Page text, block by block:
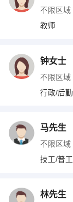
不限区域
教师
钟女士
不限区域
行政/后勤
马先生
不限区域
技工/普工
林先生